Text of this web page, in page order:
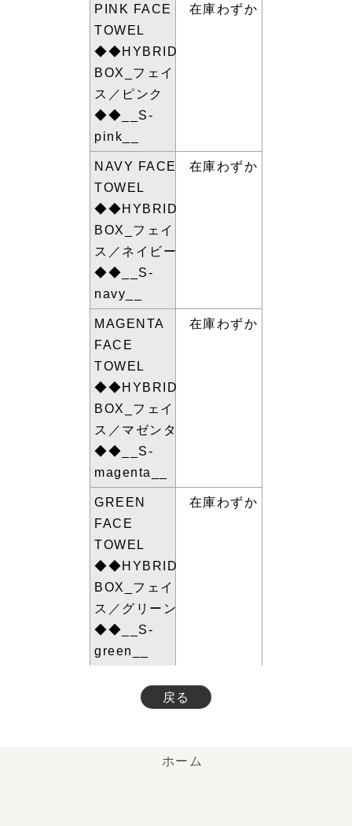
PINK FACE
TOWEL
◆◆HYBRID
BOX_フェイ
ス／ピンク
◆◆__S-
pink__
在庫わずか
NAVY FACE
TOWEL
◆◆HYBRID
BOX_フェイ
ス／ネイビー
◆◆__S-
navy__
在庫わずか
MAGENTA
FACE
TOWEL
◆◆HYBRID
BOX_フェイ
ス／マゼンタ
◆◆__S-
magenta__
在庫わずか
GREEN
FACE
TOWEL
◆◆HYBRID
BOX_フェイ
ス／グリーン
◆◆__S-
green__
在庫わずか
戻る
ホーム